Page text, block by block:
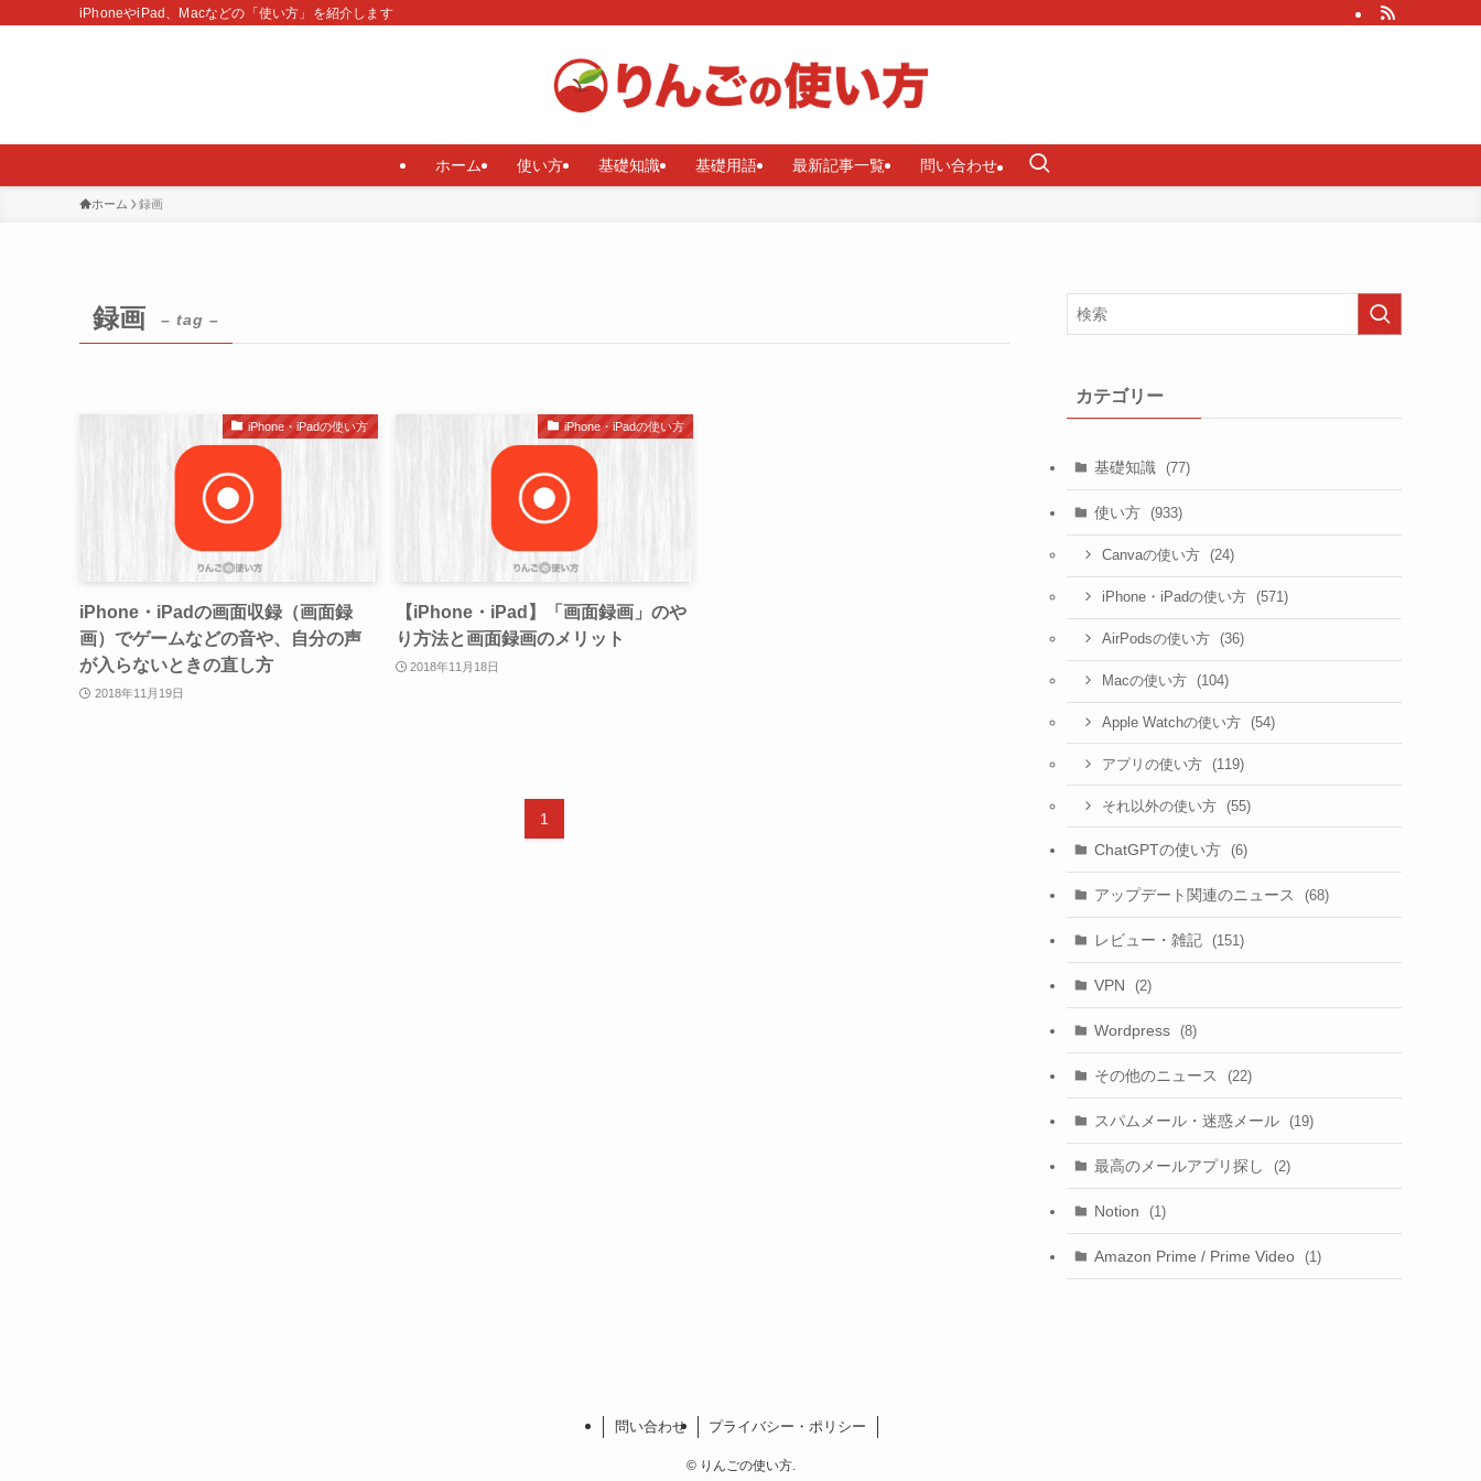
iPhoneやiPad、Macなどの「使い方」を紹介します
ホーム 使い方 基礎知識 基礎用語 最新記事一覧 問い合わせ
ホーム 録画
録画 – tag –
iPhone・iPadの使い方
iPhone・iPadの画面収録（画面録
画）でゲームなどの音や、自分の声
が入らないときの直し方
2018年11月19日
iPhone・iPadの使い方
【iPhone・iPad】「画面録画」のや
り方法と画面録画のメリット
2018年11月18日
1
カテゴリー
基礎知識 (77)
使い方 (933)
Canvaの使い方 (24)
iPhone・iPadの使い方 (571)
AirPodsの使い方 (36)
Macの使い方 (104)
Apple Watchの使い方 (54)
アプリの使い方 (119)
それ以外の使い方 (55)
ChatGPTの使い方 (6)
アップデート関連のニュース (68)
レビュー・雑記 (151)
VPN (2)
Wordpress (8)
その他のニュース (22)
スパムメール・迷惑メール (19)
最高のメールアプリ探し (2)
Notion (1)
Amazon Prime / Prime Video (1)
問い合わせ プライバシー・ポリシー
©りんごの使い方.